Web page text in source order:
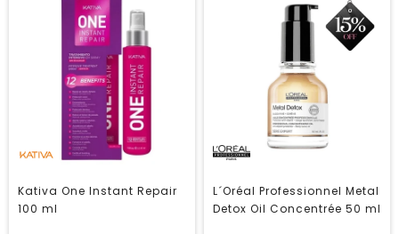
Kativa One Instant Repair
100 ml
L´Oréal Professionnel Metal
Detox Oil Concentrée 50 ml